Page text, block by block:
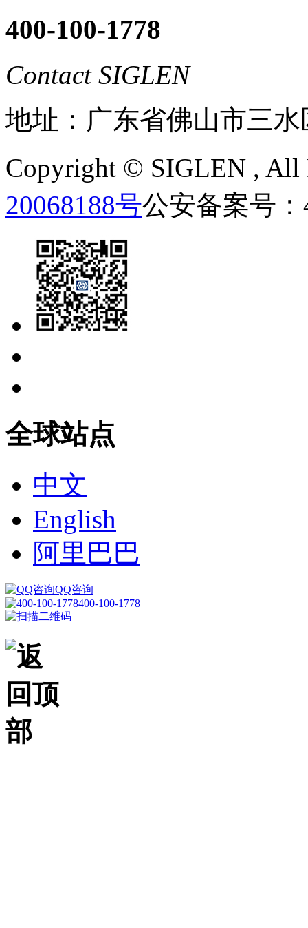
400-100-1778
Contact SIGLEN
地址：广东省佛山市三
Copyright © SIGLEN , All
20068188号公安备案号：
全球站点
中文
English
阿里巴巴
QQ咨询
400-100-1778